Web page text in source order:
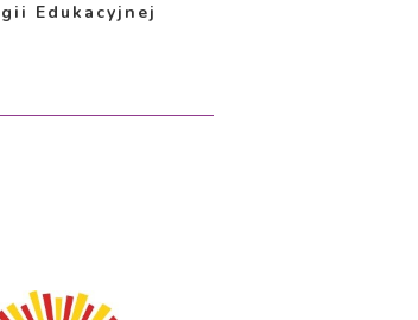
Edukacyjnej